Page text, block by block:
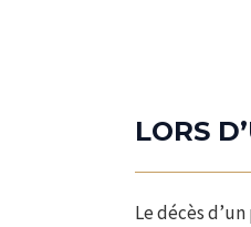
LORS
Le décès